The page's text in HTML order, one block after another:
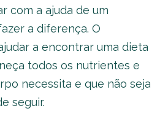
com a ajuda de um
a diferença. O
a encontrar uma dieta
todos os nutrientes e
necessita e que não seja
seguir.